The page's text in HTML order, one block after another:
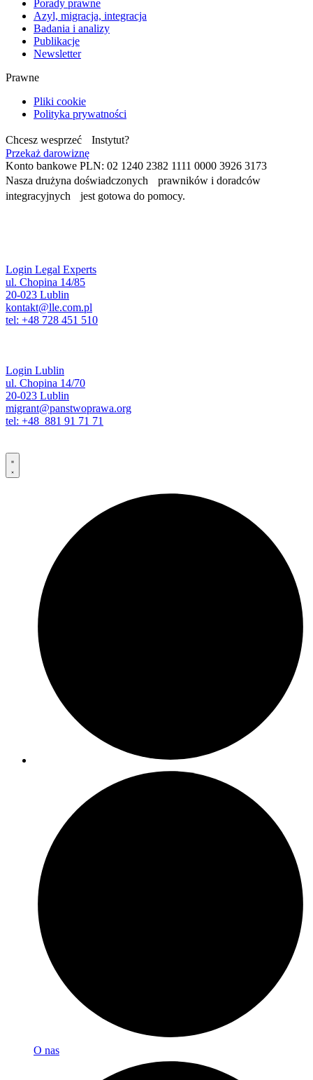
Porady prawne
Azyl, migracja, integracja
Badania i analizy
Publikacje
Newsletter
Prawne
Pliki cookie
Polityka prywatności
Chcesz wesprzeć Instytut?
Przekaż darowiznę
Konto bankowe PLN: 02 1240 2382 1111 0000 3926 3173
Nasza drużyna doświadczonych prawników i doradców
integracyjnych jest gotowa do pomocy.
Login Legal Experts
ul. Chopina 14/85
20-023 Lublin
kontakt@lle.com.pl
tel: +48 728 451 510
Login Lublin
ul. Chopina 14/70
20-023 Lublin
migrant@panstwoprawa.org
tel: +48 881 91 71 71
O nas